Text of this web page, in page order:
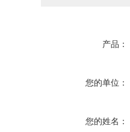
产品：
您的单位：
您的姓名：